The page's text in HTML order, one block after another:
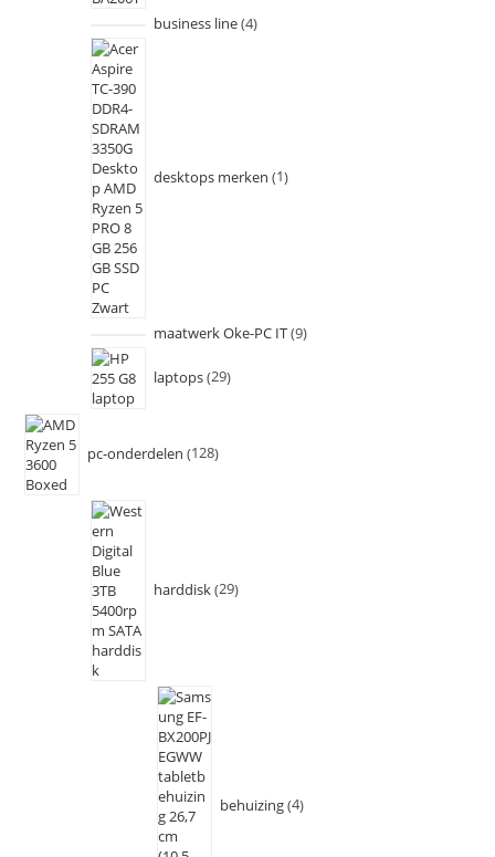
business line 4
desktops merken 1
maatwerk Oke-PC IT 9
laptops 29
pc-onderdelen 128
harddisk 29
behuizing 4